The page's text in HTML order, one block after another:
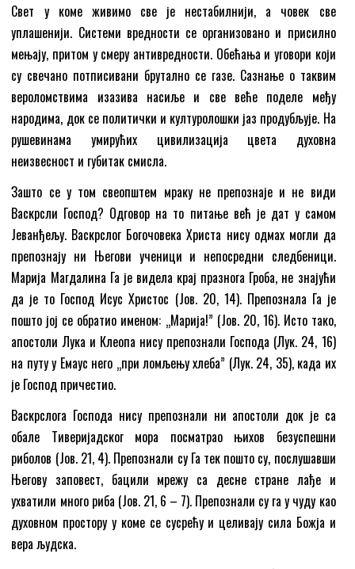
Свет у коме живимо све је нестабилнији, а човек све
уплашенији. Системи вредности се организовано и присилно
мењају, притом у смеру антивредности. Обећања и уговори који
су свечано потписивани брутално се газе. Сазнање о таквим
вероломствима изазива насиље и све веће поделе међу
народима, док се политички и културолошки јаз продубљује. На
рушевинама умирућих цивилизација цвета духовна
неизвесност и губитак смисла.
Зашто се у том свеопштем мраку не препознаје и не види
Васкрсли Господ? Одговор на то питање већ је дат у самом
Јеванђељу. Васкрслог Богочовека Христа нису одмах могли да
препознају ни Његови ученици и непосредни следбеници.
Марија Магдалина Га је видела крај празнога Гроба, не знајући
да је то Господ Исус Христос (Јов. 20, 14). Препознала Га је
пошто јој се обратио именом: „Марија!” (Јов. 20, 16). Исто тако,
апостоли Лука и Клеопа нису препознали Господа (Лук. 24, 16)
на путу у Емаус него „при ломљењу хлеба” (Лук. 24, 35), када их
је Господ причестио.
Васкрслога Господа нису препознали ни апостоли док је са
обале Тиверијадског мора посматрао њихов безуспешни
риболов (Јов. 21, 4). Препознали су Га тек пошто су, послушавши
Његову заповест, бацили мрежу са десне стране лађе и
ухватили много риба (Јов. 21, 6 – 7). Препознали су га у чуду као
духовном простору у коме се сусрећу и целивају сила Божја и
вера људска.